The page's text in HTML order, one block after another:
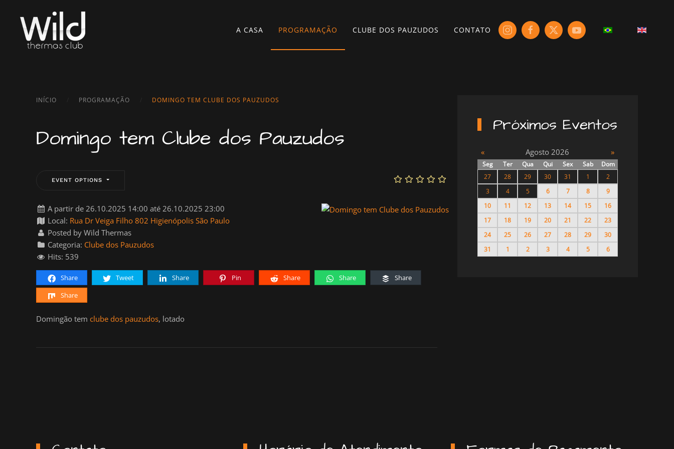
Skip to main content
A CASA PROGRAMAÇÃO CLUBE DOS PAUZUDOS CONTATO
INÍCIO PROGRAMAÇÃO DOMINGO TEM CLUBE DOS PAUZUDOS
Domingo tem Clube dos Pauzudos
EVENT OPTIONS
A partir de 26.10.2025 14:00 até 26.10.2025 23:00
Local: Rua Dr Veiga Filho 802 Higienópolis São Paulo
Posted by Wild Thermas
Categoria: Clube dos Pauzudos
Hits: 539
Share Tweet Share Pin Share Share
Share
Share
Domingão tem clube dos pauzudos, lotado
Próximos Eventos
« Agosto 2026 »
Seg Ter Qua Qui Sex Sab
Dom
27
28 29 30 31 1
2
3
4 5 6 7 8
9
10
11 12 13 14 15
16
17
18 19 20 21 22
23
24
25 26 27 28 29
30
31
1 2 3 4 5 6